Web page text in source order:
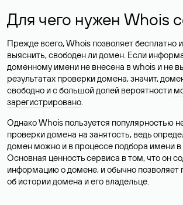
Для чего нужен Whois
Прежде всего, Whois позволяет бесплатно
выяснить, свободен ли домен. Если
доменному имени не внесена в whois и не
результатах проверки домена, значит,
свободно и с большой долей вероятности
зарегистрировано.
Однако Whois пользуется популярностью
проверки домена на занятость, ведь
домен можно и в процессе подбора имени
Основная ценность сервиса в том, что он
информацию о домене, и обычно позволяет
об истории домена и его владельце.